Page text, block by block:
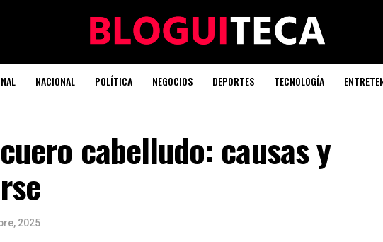
NACIONAL POLÍTICA NEGOCIOS DEPORTES TECNOLOGÍA
cabelludo: causas y
2025